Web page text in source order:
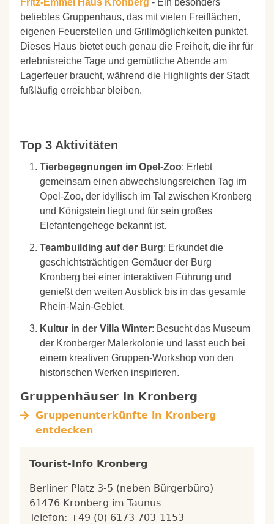
Fritz-Emmel Haus Kronberg - Ein besonders
beliebtes Gruppenhaus, das mit vielen Freiflächen,
eigenen Feuerstellen und Grillmöglichkeiten punktet.
Dieses Haus bietet euch genau die Freiheit, die ihr für
erlebnisreiche Tage und gemütliche Abende am
Lagerfeuer braucht, während die Highlights der Stadt
fußläufig erreichbar bleiben.
Top 3 Aktivitäten
Tierbegegnungen im Opel-Zoo: Erlebt
gemeinsam einen abwechslungsreichen Tag im
Opel-Zoo, der idyllisch im Tal zwischen Kronberg
und Königstein liegt und für sein großes
Elefantengehege bekannt ist.
Teambuilding auf der Burg: Erkundet die
geschichtsträchtigen Gemäuer der Burg
Kronberg bei einer interaktiven Führung und
genießt den weiten Ausblick bis in das gesamte
Rhein-Main-Gebiet.
Kultur in der Villa Winter: Besucht das Museum
der Kronberger Malerkolonie und lasst euch bei
einem kreativen Gruppen-Workshop von den
historischen Werken inspirieren.
Gruppenhäuser in Kronberg
Gruppenunterkünfte in Kronberg
entdecken
Tourist-Info Kronberg
Berliner Platz 3-5 (neben Bürgerbüro)
61476 Kronberg im Taunus
Telefon: +49 (0) 6173 703-1153